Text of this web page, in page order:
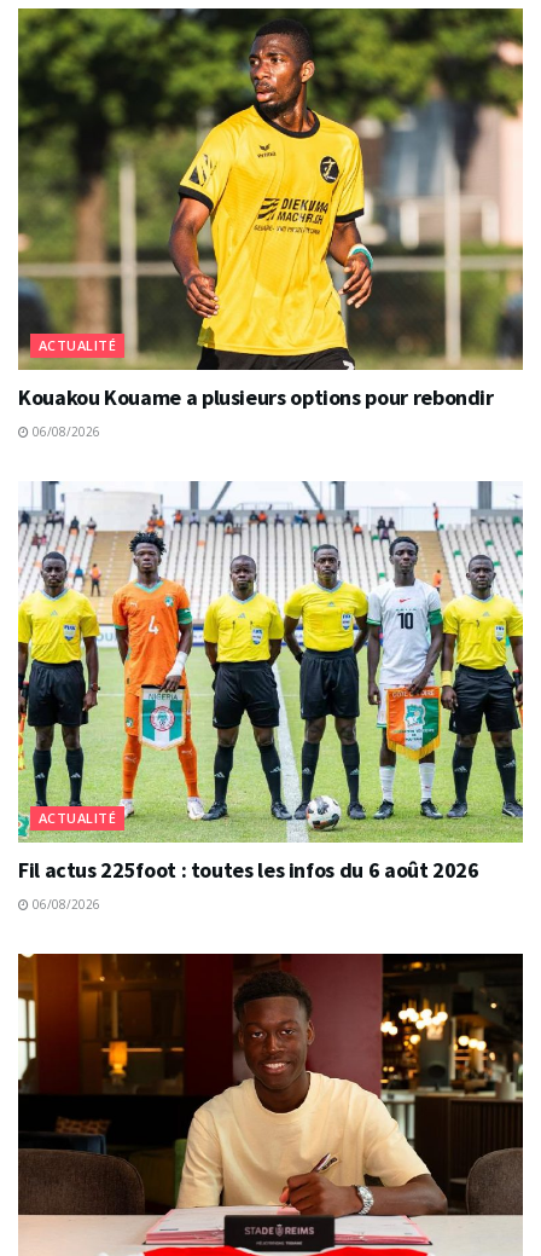
ACTUALITÉ
Kouakou Kouame a plusieurs options pour rebondir
06/08/2026
ACTUALITÉ
Fil actus 225foot : toutes les infos du 6 août 2026
06/08/2026